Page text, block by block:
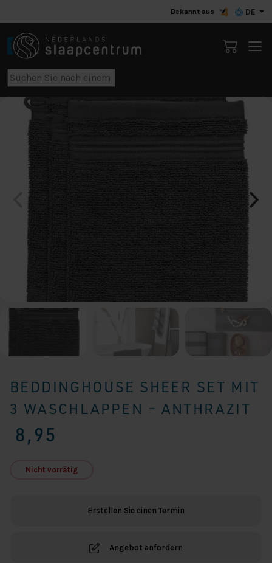
Bekannt aus DE
BEDDINGHOUSE SHEER SET MIT
3 WASCHLAPPEN – ANTHRAZIT
8,95
Nicht vorrätig
Erstellen Sie einen Termin
Angebot anfordern